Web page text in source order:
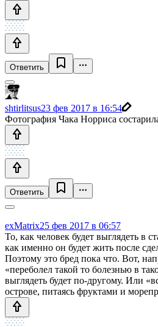
Ответить
shtirlitsus23 фев 2017 в 16:54
Фотография Чака Норриса
Ответить
exMatrix25 фев 2017 в 06:57
То, как человек будет выглядеть в
как именно он будет жить после
Поэтому это бред пока что. Вот,
«переболел такой то болезнью в
выглядеть будет по-другому. Или
острове, питаясь фруктами и